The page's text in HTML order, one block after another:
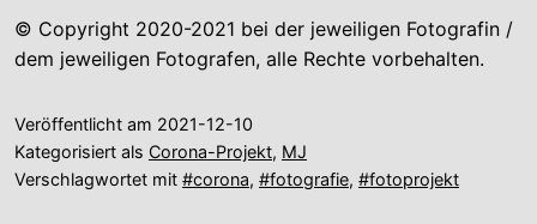
© Copyright 2020-2021 bei der jeweiligen Fotografin /
dem jeweiligen Fotografen, alle Rechte vorbehalten.
Veröffentlicht am 2021-12-10
Kategorisiert als Corona-Projekt, MJ
Verschlagwortet mit #corona, #fotografie, #fotoprojekt